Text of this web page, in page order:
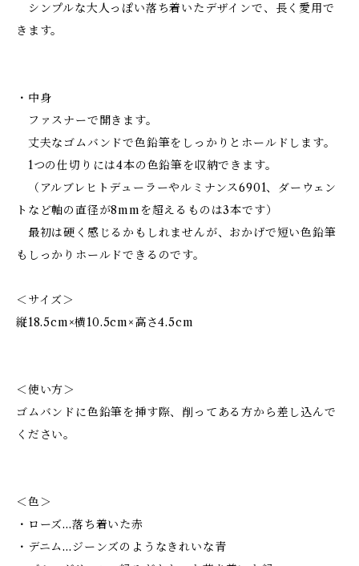
シンプルな大人っぽい落ち着いたデザインで、長く愛用で
きます。
・中身
ファスナーで開きます。
丈夫なゴムバンドで色鉛筆をしっかりとホールドします。
1つの仕切りには4本の色鉛筆を収納できます。
（アルブレヒトデューラーやルミナンス6901、ダーウェン
トなど軸の直径が8mmを超えるものは3本です）
最初は硬く感じるかもしれませんが、おかげで短い色鉛筆
もしっかりホールドできるのです。
＜サイズ＞
縦18.5cm×横10.5cm×高さ4.5cm
＜使い方＞
ゴムバンドに色鉛筆を挿す際、削ってある方から差し込んで
ください。
＜色＞
・ローズ…落ち着いた赤
・デニム…ジーンズのようなきれいな青